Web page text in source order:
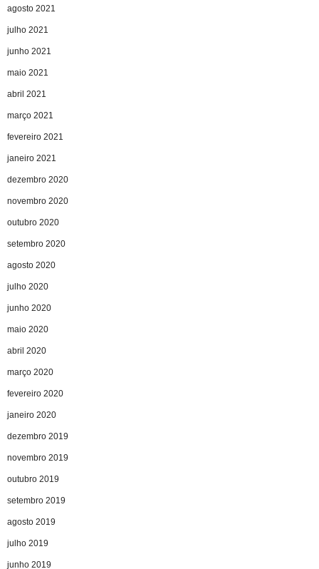
agosto 2021
julho 2021
junho 2021
maio 2021
abril 2021
março 2021
fevereiro 2021
janeiro 2021
dezembro 2020
novembro 2020
outubro 2020
setembro 2020
agosto 2020
julho 2020
junho 2020
maio 2020
abril 2020
março 2020
fevereiro 2020
janeiro 2020
dezembro 2019
novembro 2019
outubro 2019
setembro 2019
agosto 2019
julho 2019
junho 2019